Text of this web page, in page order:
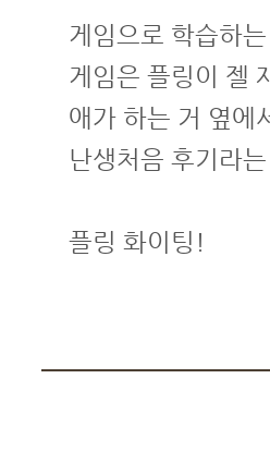
게임으로 학습하
게임은 플링이 젤
애가 하는 거 옆에
난생처음 후기라
플링 화이팅!